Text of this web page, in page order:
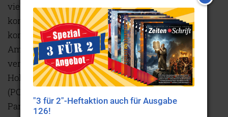
vielen Pestizide und Chemikalien, welche in der
konventionellen Landwirtschaft zum Einsatz
kommen. Ebenso das Quecksilber aus den
Amalgamfüllungen in den Zähnen und die vielen
verschiedenen Raumgifte, wie zum Beispiel die
Holzschutzmittel Lindan und Pentachlorphenol
(PCP) oder giftige Lösungsmittel in Teppich und
Parkettklebern.
"3 für 2"-Heftaktion auch für Ausgabe
126!